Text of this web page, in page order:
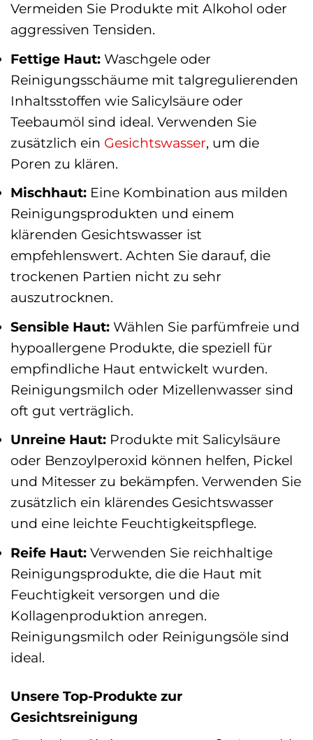
Vermeiden Sie Produkte mit Alkohol oder
aggressiven Tensiden.
Fettige Haut: Waschgele oder
Reinigungsschäume mit talgregulierenden
Inhaltsstoffen wie Salicylsäure oder
Teebaumöl sind ideal. Verwenden Sie
zusätzlich ein Gesichtswasser, um die
Poren zu klären.
Mischhaut: Eine Kombination aus milden
Reinigungsprodukten und einem
klärenden Gesichtswasser ist
empfehlenswert. Achten Sie darauf, die
trockenen Partien nicht zu sehr
auszutrocknen.
Sensible Haut: Wählen Sie parfümfreie und
hypoallergene Produkte, die speziell für
empfindliche Haut entwickelt wurden.
Reinigungsmilch oder Mizellenwasser sind
oft gut verträglich.
Unreine Haut: Produkte mit Salicylsäure
oder Benzoylperoxid können helfen, Pickel
und Mitesser zu bekämpfen. Verwenden Sie
zusätzlich ein klärendes Gesichtswasser
und eine leichte Feuchtigkeitspflege.
Reife Haut: Verwenden Sie reichhaltige
Reinigungsprodukte, die die Haut mit
Feuchtigkeit versorgen und die
Kollagenproduktion anregen.
Reinigungsmilch oder Reinigungsöle sind
ideal.
Unsere Top-Produkte zur
Gesichtsreinigung